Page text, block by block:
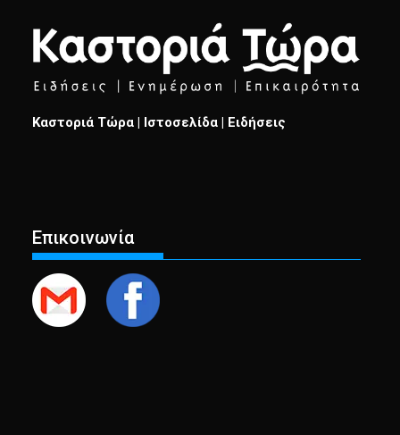
Καστοριά Τώρα | Ιστοσελίδα | Ειδήσεις
Επικοινωνία